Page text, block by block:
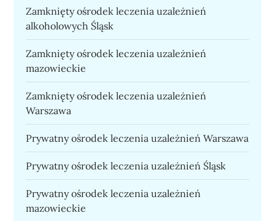
Zamknięty ośrodek leczenia uzależnień
alkoholowych Śląsk
Zamknięty ośrodek leczenia uzależnień
mazowieckie
Zamknięty ośrodek leczenia uzależnień
Warszawa
Prywatny ośrodek leczenia uzależnień Warszawa
Prywatny ośrodek leczenia uzależnień Śląsk
Prywatny ośrodek leczenia uzależnień
mazowieckie